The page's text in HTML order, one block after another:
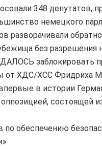
348 депутатов,
немецкого
разворачивали
без разрешения
заблокировать
от ХДС/ХСС Фридриха
в истории
состоящей
по обеспечению